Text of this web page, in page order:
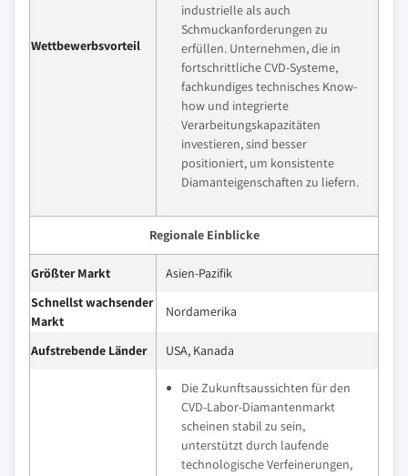
Wettbewerbsvorteil
industrielle als auch
Schmuckanforderungen zu
erfüllen. Unternehmen, die in
fortschrittliche CVD-Systeme,
fachkundiges technisches Know-
how und integrierte
Verarbeitungskapazitäten
investieren, sind besser
positioniert, um konsistente
Diamanteigenschaften zu liefern.
Regionale Einblicke
Größter Markt
Asien-Pazifik
Schnellst wachsender
Markt
Nordamerika
Aufstrebende Länder USA, Kanada
Die Zukunftsaussichten für den
CVD-Labor-Diamantenmarkt
scheinen stabil zu sein,
unterstützt durch laufende
technologische Verfeinerungen,